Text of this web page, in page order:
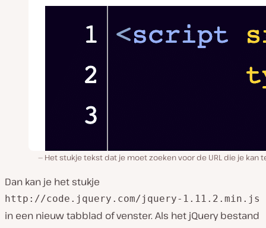
Het stukje tekst dat je moet zoeken voor de URL die je kan
Dan kan je het stukje
http://code.jquery.com/jquery-1.11.2.min.js
in een nieuw tabblad of venster. Als het jQuery bestand